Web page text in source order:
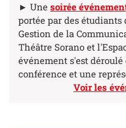
► Une soirée
portée par des
Gestion de la
Théâtre Sorano et
événement s'est
conférence et une
Voir les